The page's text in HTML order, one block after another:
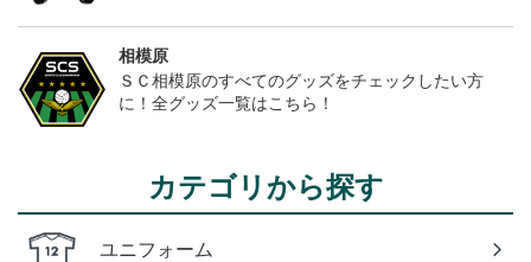
相模原
ＳＣ相模原のすべてのグッズをチェックしたい方
に！全グッズ一覧はこちら！
カテゴリから探す
ユニフォーム